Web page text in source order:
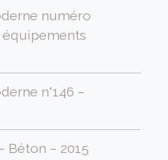
numéro
équipements
n°146 –
Béton – 2015